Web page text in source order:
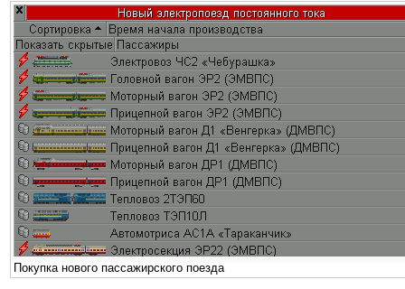
Покупка нового пассажирского поезда